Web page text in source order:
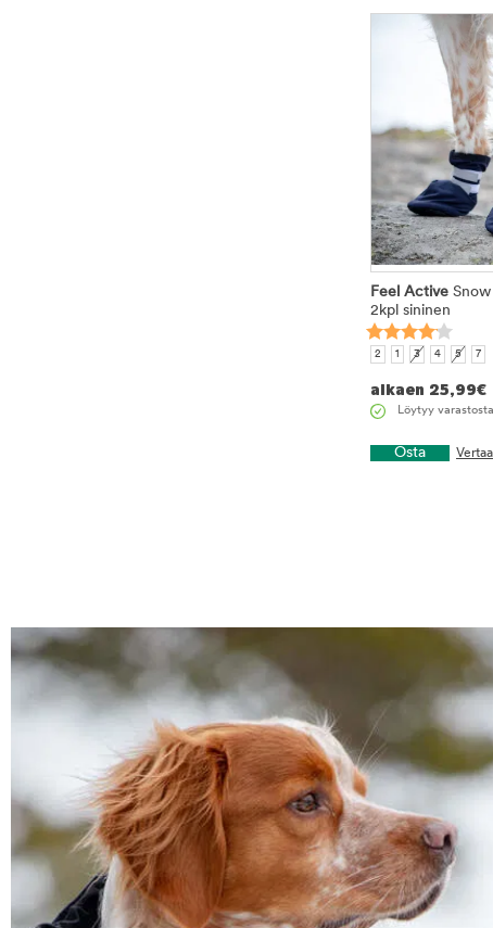
Feel Active
2kpl sininen
2 1 3 4 5 7
alkaen 25,99€
Löytyy varastosta
Osta Vertaa